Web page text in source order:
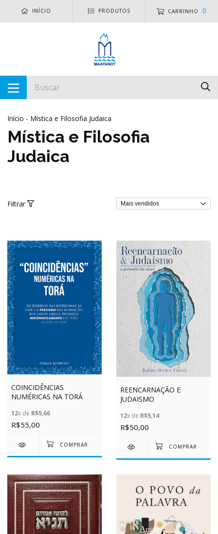
INÍCIO PRODUTOS CARRINHO 0
Início - Mística e Filosofia Judaica
Mística e Filosofia
Judaica
Filtrar
COINCIDÊNCIAS
NUMÉRICAS NA TORÁ
12x de R$5,66
R$55,00
REENCARNAÇÃO E
JUDAISMO
12x de R$5,14
R$50,00